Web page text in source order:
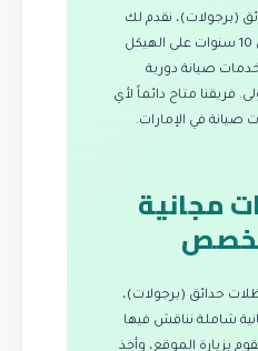
(برجولات)، نقدم لك
ضماناً شاملاً يصل إلى 10 سنوات على الهيكل
خدمات صيانة دورية
فريقنا متاح دائماً لأي
صيانة في الإمارات.
مجانية
حدائق (برجولات)،
شاملة نناقش فيها
بزيارة الموقع، وأخذ